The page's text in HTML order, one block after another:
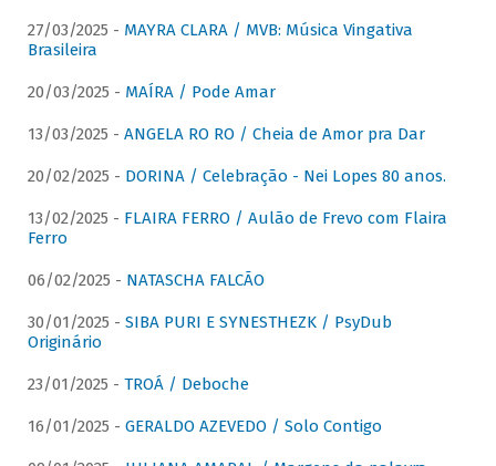
27/03/2025 - MAYRA CLARA / MVB: Música Vingativa
Brasileira
20/03/2025 - MAÍRA / Pode Amar
13/03/2025 - ANGELA RO RO / Cheia de Amor pra Dar
20/02/2025 - DORINA / Celebração - Nei Lopes 80 anos.
13/02/2025 - FLAIRA FERRO / Aulão de Frevo com Flaira
Ferro
06/02/2025 - NATASCHA FALCÃO
30/01/2025 - SIBA PURI E SYNESTHEZK / PsyDub
Originário
23/01/2025 - TROÁ / Deboche
16/01/2025 - GERALDO AZEVEDO / Solo Contigo